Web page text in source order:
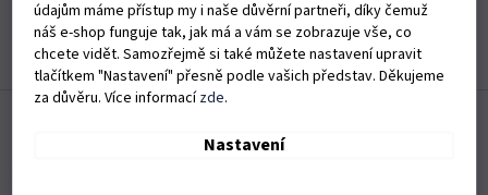
údajům máme přístup my i naše důvěrní partneři, díky čemuž
náš e-shop funguje tak, jak má a vám se zobrazuje vše, co
chcete vidět. Samozřejmě si také můžete nastavení upravit
tlačítkem "Nastavení" přesně podle vašich představ. Děkujeme
za důvěru. Více informacízde.
Nastavení
Rychlé dodání zboží
Zobrazit další hodnocení